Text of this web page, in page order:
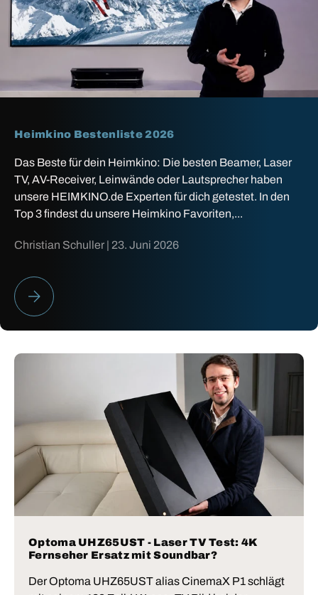
Heimkino Bestenliste 2026
Das Beste für dein Heimkino: Die besten Beamer, Laser
TV, AV-Receiver, Leinwände oder Lautsprecher haben
unsere HEIMKINO.de Experten für dich getestet. In den
Top 3 findest du unsere Heimkino Favoriten,...
Christian Schuller | 23. Juni 2026
HEIMKINO BESTENLISTE 2026
Optoma UHZ65UST - Laser TV Test: 4K
Fernseher Ersatz mit Soundbar?
Der Optoma UHZ65UST alias CinemaX P1 schlägt